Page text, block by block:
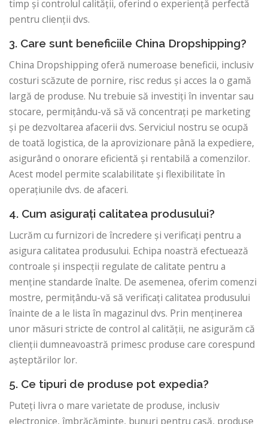
timp și controlul calității, oferind o experiență perfectă
pentru clienții dvs.
3. Care sunt beneficiile China Dropshipping?
China Dropshipping oferă numeroase beneficii, inclusiv
costuri scăzute de pornire, risc redus și acces la o gamă
largă de produse. Nu trebuie să investiți în inventar sau
stocare, permițându-vă să vă concentrați pe marketing
și pe dezvoltarea afacerii dvs. Serviciul nostru se ocupă
de toată logistica, de la aprovizionare până la expediere,
asigurând o onorare eficientă și rentabilă a comenzilor.
Acest model permite scalabilitate și flexibilitate în
operațiunile dvs. de afaceri.
4. Cum asigurați calitatea produsului?
Lucrăm cu furnizori de încredere și verificați pentru a
asigura calitatea produsului. Echipa noastră efectuează
controale și inspecții regulate de calitate pentru a
menține standarde înalte. De asemenea, oferim comenzi
mostre, permițându-vă să verificați calitatea produsului
înainte de a le lista în magazinul dvs. Prin menținerea
unor măsuri stricte de control al calității, ne asigurăm că
clienții dumneavoastră primesc produse care corespund
așteptărilor lor.
5. Ce tipuri de produse pot expedia?
Puteți livra o mare varietate de produse, inclusiv
electronice, îmbrăcăminte, bunuri pentru casă, produse